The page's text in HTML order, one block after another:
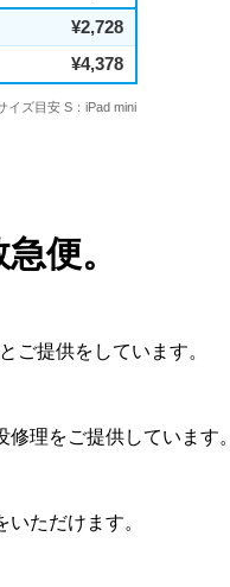
¥2,728
¥4,378
ズ目安 S：iPad mini
便。
ご提供をしています。
理をご提供しています。
ただけます。